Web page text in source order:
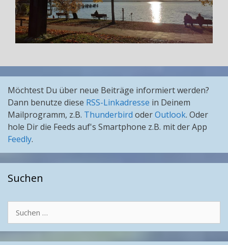
Möchtest Du über neue Beiträge informiert werden?
Dann benutze diese RSS-Linkadresse in Deinem
Mailprogramm, z.B. Thunderbird oderOutlook. Oder
hole Dir die Feeds auf's Smartphone z.B. mit der App
Feedly.
Suchen
nach: